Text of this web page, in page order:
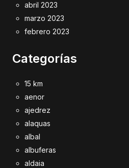
abril 2023
marzo 2023
febrero 2023
Categorías
15 km
aenor
ajedrez
alaquas
albal
albuferas
aldaia